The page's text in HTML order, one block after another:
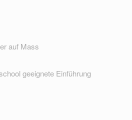
auf Mass
geeignete Einführung